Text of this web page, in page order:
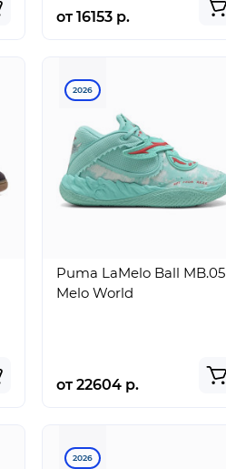
от 16153 р.
2026
Puma LaMelo Ball MB.05
Melo World
от 22604 р.
2026